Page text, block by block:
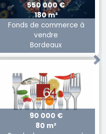
550 000 €
180 m²
Fonds de commerce à
vendre
Bordeaux
90 000 €
80 m²